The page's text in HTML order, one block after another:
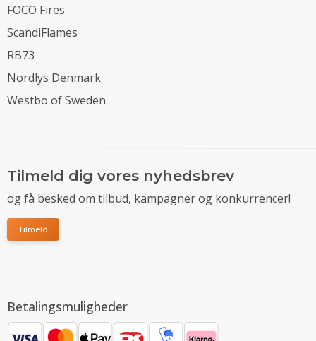
FOCO Fires
ScandiFlames
RB73
Nordlys Denmark
Westbo of Sweden
Tilmeld dig vores nyhedsbrev
og få besked om tilbud, kampagner og konkurrencer!
Tilmeld
Betalingsmuligheder